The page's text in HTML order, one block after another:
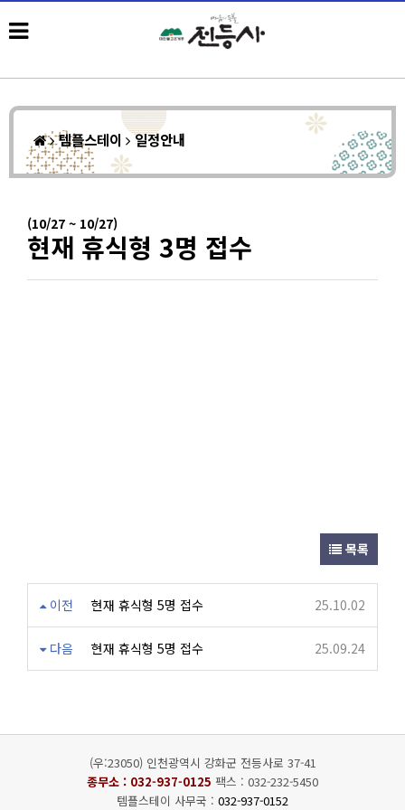
템플스테이 일정안내
(10/27 ~ 10/27)
현재 휴식형 3명 접수
목록
이전 현재 휴식형 5명 접수 25.10.02
다음 현재 휴식형 5명 접수 25.09.24
(우:23050) 인천광역시 강화군 전등사로 37-41
종무소 : 032-937-0125 팩스 : 032-232-5450
템플스테이 사무국 : 032-937-0152